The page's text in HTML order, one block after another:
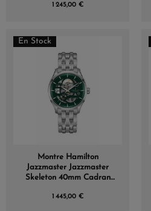
1 245,00 €
En Stock
Montre Hamilton
Jazzmaster Jazzmaster
Skeleton 40mm Cadran
1 445,00 €